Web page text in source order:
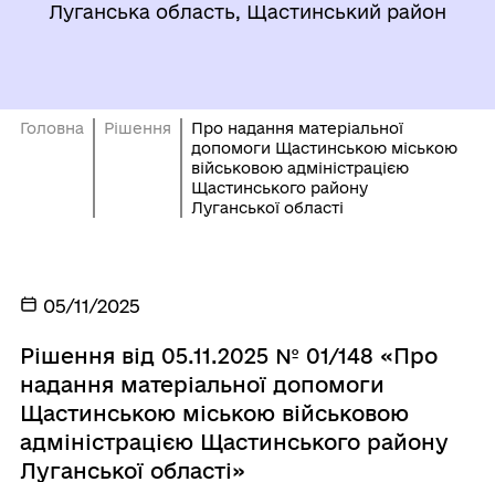
Луганська область, Щастинський район
Головна Рішення
Про надання матеріальної
допомоги Щастинською міською
військовою адміністрацією
Щастинського району
Луганської області
05/11/2025
Рішення від 05.11.2025 № 01/148 «Про
надання матеріальної допомоги
Щастинською міською військовою
адміністрацією Щастинського району
Луганської області»